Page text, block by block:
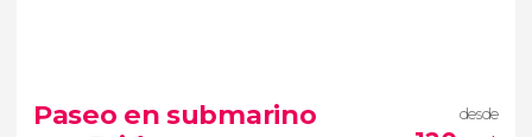
viaje en el tiempo en la capital de
Barbados
visita guiada por Bridgetown
Paseo en submarino
desde